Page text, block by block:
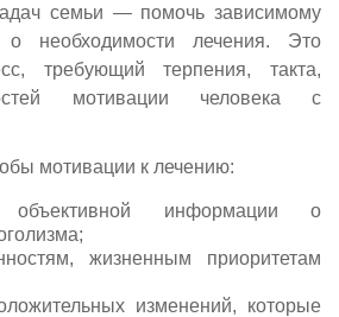
семьи — помочь зависимому
необходимости лечения. Это
требующий терпения, такта,
мотивации человека с
мотивации к лечению:
объективной информации о
жизненным приоритетам
изменений, которые